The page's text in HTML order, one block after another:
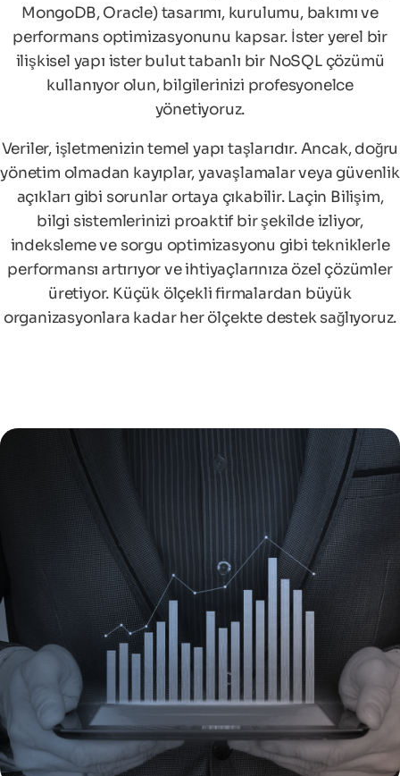
MongoDB, Oracle) tasarımı, kurulumu, bakımı ve
performans optimizasyonunu kapsar. İster yerel bir
ilişkisel yapı ister bulut tabanlı bir NoSQL çözümü
kullanıyor olun, bilgilerinizi profesyonelce
yönetiyoruz.
Veriler, işletmenizin temel yapı taşlarıdır. Ancak, doğru
yönetim olmadan kayıplar, yavaşlamalar veya güvenlik
açıkları gibi sorunlar ortaya çıkabilir. Laçin Bilişim,
bilgi sistemlerinizi proaktif bir şekilde izliyor,
indeksleme ve sorgu optimizasyonu gibi tekniklerle
performansı artırıyor ve ihtiyaçlarınıza özel çözümler
üretiyor. Küçük ölçekli firmalardan büyük
organizasyonlara kadar her ölçekte destek sağlıyoruz.